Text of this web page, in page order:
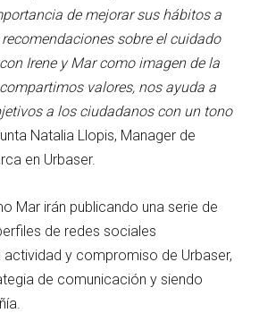
de mejorar sus hábitos a
sobre el cuidado
Irene y Mar como imagen de la
valores, nos ayuda a
a los ciudadanos con un tono
Natalia Llopis, Manager de
en Urbaser.
Mar irán publicando una serie de
de redes sociales
y compromiso de Urbaser,
de comunicación y siendo